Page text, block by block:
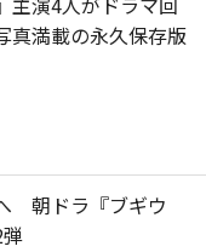
満載の永久保存版
朝ドラ『ブギウ